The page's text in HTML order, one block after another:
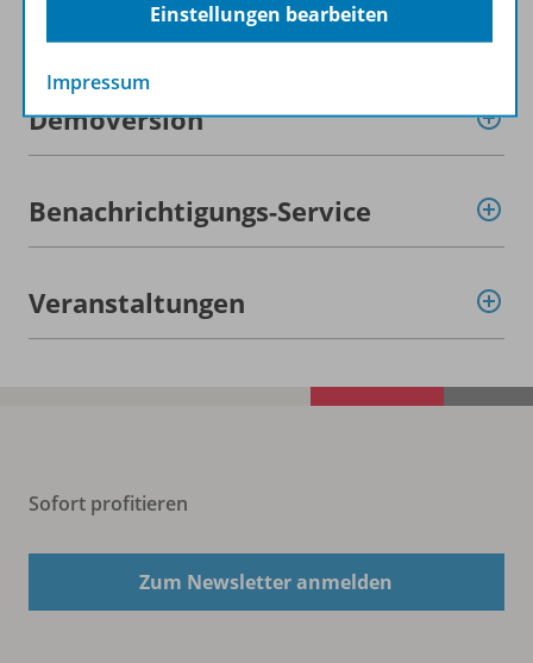
Inhaltsverzeichnis
Demoversion
Benachrichtigungs-Service
Veranstaltungen
Sofort profitieren
Zum Newsletter anmelden
Einstellungen bearbeiten
Impressum